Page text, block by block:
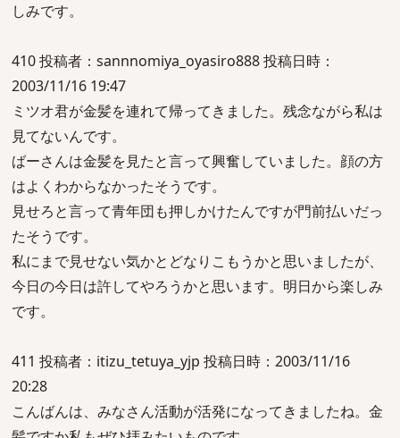
しみです。
410 投稿者：sannnomiya_oyasiro888 投稿日時：
2003/11/16 19:47
ミツオ君が金髪を連れて帰ってきました。残念ながら私は
見てないんです。
ばーさんは金髪を見たと言って興奮していました。顔の方
はよくわからなかったそうです。
見せろと言って青年団も押しかけたんですが門前払いだっ
たそうです。
私にまで見せない気かとどなりこもうかと思いましたが、
今日の今日は許してやろうかと思います。明日から楽しみ
です。
411 投稿者：itizu_tetuya_yjp 投稿日時：2003/11/16
20:28
こんばんは、みなさん活動が活発になってきましたね。金